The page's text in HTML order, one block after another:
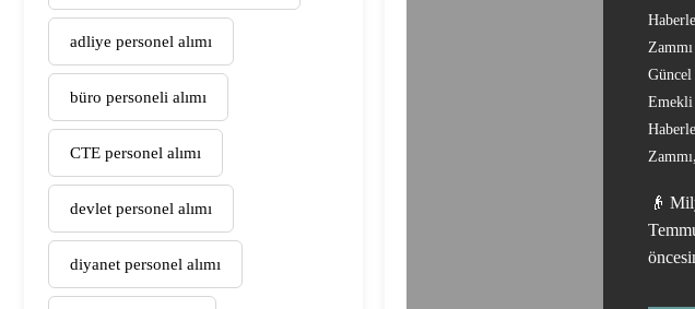
adliye personel alımı
büro personeli alımı
CTE personel alımı
devlet personel alımı
diyanet personel alımı
Emekli
Zammı,
👴